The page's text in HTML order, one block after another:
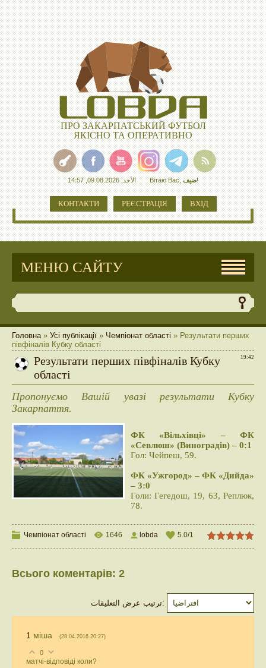
ПРО ЗАКАРПАТСЬКИЙ ФУТБОЛ
ЯКІСНО ТА ОПЕРАТИВНО
الأحد, 09.08.2026, 14:57 Вітаю Вас,ضيف!
КОНТАКТИ РЕЄСТРАЦІЯ ВХІД
МЕНЮ САЙТУ
Головна» Усі публікації » Чемпіонат області » Результати перших
півфіналів Кубку області
19:42
Результати перших півфіналів Кубку
області
Пропонуємо Вашій увазі результати Кубку
Закарпаття.
ФК «Вільхівці» – ФК
«Севлюш» (Виноградів) – 0:1
Гол: Чейпеш, 59.
ФК «Ужгород» – ФК «Дийда»
– 3:0
Голи: Гегедош, 19, 63, Реплюк,
78.
Чемпіонат області 1646 lobda 5.0/1
Всього коментарів: 2
ترتيب عرض التعليقات:
1 міша (28.04.2016 20:27)
0
матчі-відповіді коли?